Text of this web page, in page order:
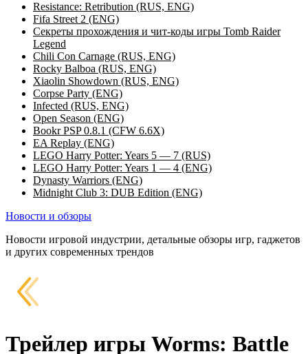
Resistance: Retribution (RUS, ENG)
Fifa Street 2 (ENG)
Секреты прохождения и чит-коды игры Tomb Raider
Legend
Chili Con Carnage (RUS, ENG)
Rocky Balboa (RUS, ENG)
Xiaolin Showdown (RUS, ENG)
Corpse Party (ENG)
Infected (RUS, ENG)
Open Season (ENG)
Bookr PSP 0.8.1 (CFW 6.6X)
EA Replay (ENG)
LEGO Harry Potter: Years 5 — 7 (RUS)
LEGO Harry Potter: Years 1 — 4 (ENG)
Dynasty Warriors (ENG)
Midnight Club 3: DUB Edition (ENG)
Новости и обзоры
Новости игровой индустрии, детальные обзоры игр, гаджетов
и других современных трендов
Трейлер игры Worms: Battle